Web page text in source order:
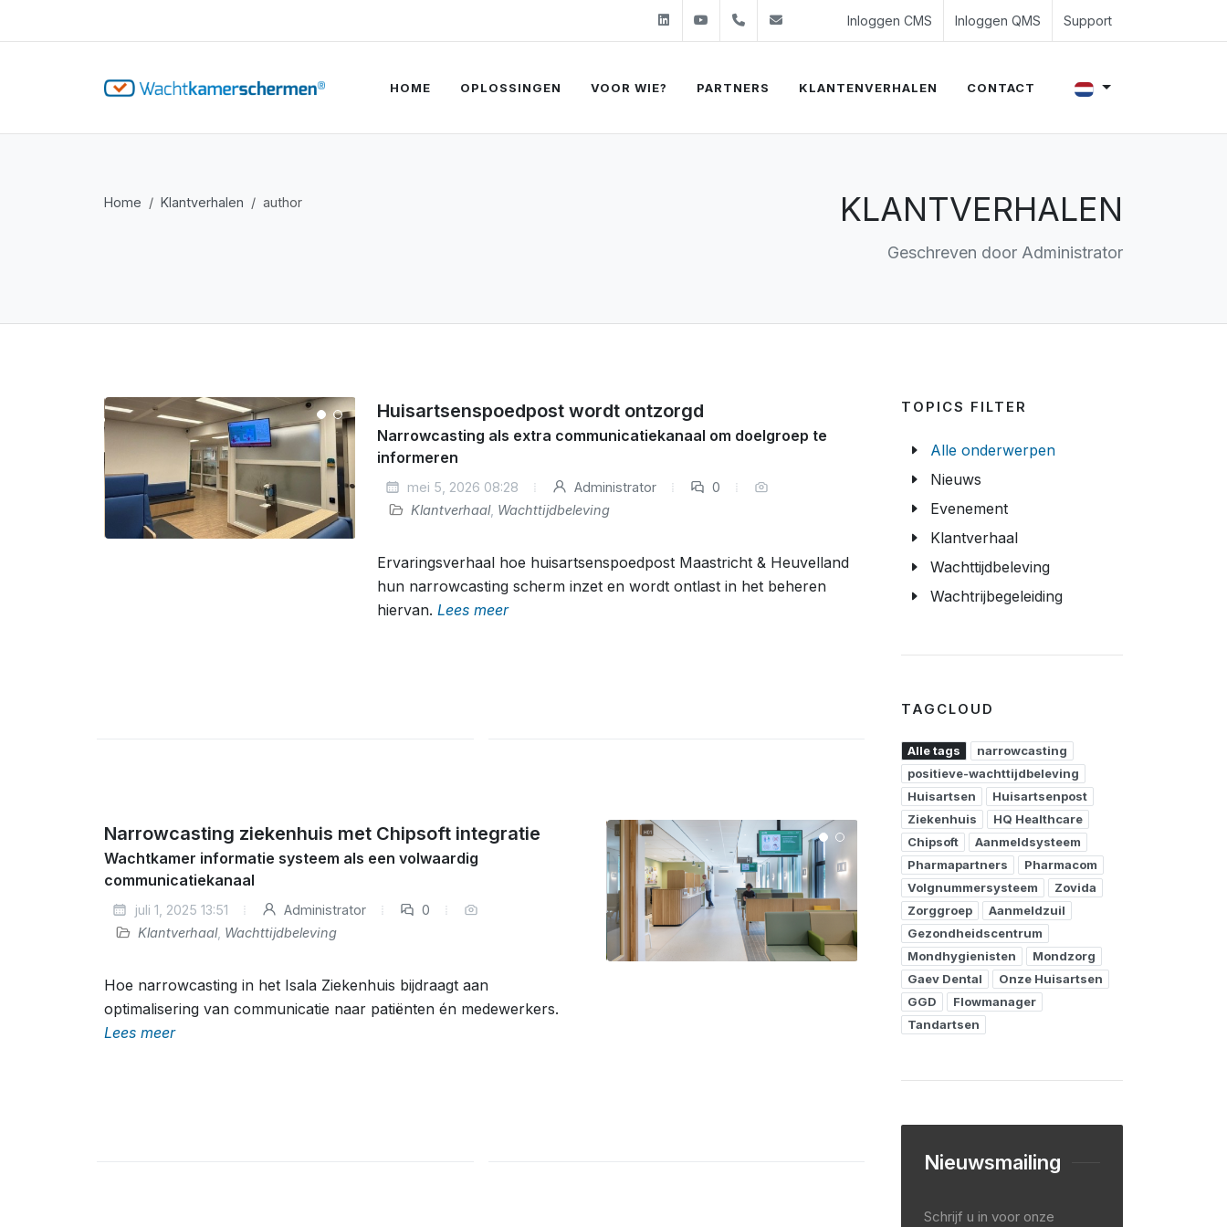
LinkedinYoutube+31 (0)24 350 54 00
sales@evalue8.nl
Inloggen CMS Inloggen QMS Support
HOME OPLOSSINGEN VOOR WIE? PARTNERS KLANTENVERHALEN CONTACT
KLANTVERHALEN
Geschreven door Administrator
Home Klantverhalen author
Huisartsenspoedpost wordt ontzorgd
Narrowcasting als extra communicatiekanaal om doelgroep te
informeren
mei 5, 2026 08:28 Administrator
0
Klantverhaal, Wachttijdbeleving
Ervaringsverhaal hoe huisartsenspoedpost Maastricht & Heuvelland
hun narrowcasting scherm inzet en wordt ontlast in het beheren
hiervan. Lees meer
Narrowcasting ziekenhuis met Chipsoft integratie
Wachtkamer informatie systeem als een volwaardig
communicatiekanaal
juli 1, 2025 13:51 Administrator
0
Klantverhaal, Wachttijdbeleving
Hoe narrowcasting in het Isala Ziekenhuis bijdraagt aan
optimalisering van communicatie naar patiënten én medewerkers.
Lees meer
TOPICS FILTER
Alle onderwerpen
Nieuws
Evenement
Klantverhaal
Wachttijdbeleving
Wachtrijbegeleiding
TAGCLOUD
Alle tags
narrowcasting
positieve-wachttijdbeleving
Huisartsen
Huisartsenpost
Ziekenhuis
HQ Healthcare
Chipsoft
Aanmeldsysteem
Pharmapartners
Pharmacom
Volgnummersysteem
Zovida
Zorggroep
Aanmeldzuil
Gezondheidscentrum
Mondhygienisten
Mondzorg
Gaev Dental
Onze Huisartsen
GGD
Flowmanager
Tandartsen
Nieuwsmailing
Schrijf u in voor onze